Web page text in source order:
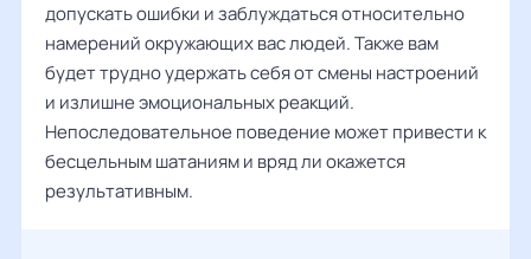
допускать ошибки и заблуждаться относительно
намерений окружающих вас людей. Также вам
будет трудно удержать себя от смены настроений
и излишне эмоциональных реакций.
Непоследовательное поведение может привести к
бесцельным шатаниям и вряд ли окажется
результативным.